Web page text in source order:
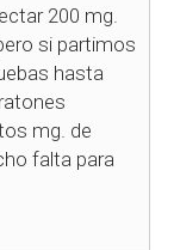
200 mg.
si partimos
hasta
mg. de
falta para